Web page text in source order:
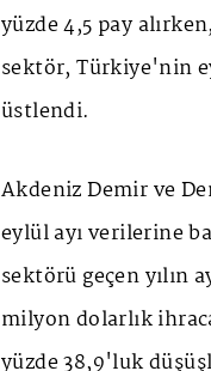
yüzde 4,5 pay
sektör, Türkiye'nin
üstlendi.
Akdeniz Demir ve
eylül ayı verilerine
sektörü geçen yılın
milyon dolarlık
yüzde 38,9'luk